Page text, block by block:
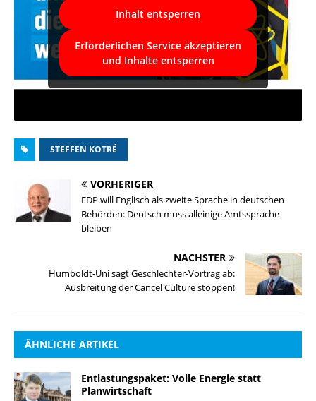
Inhalt entsperren
Erforderlichen Service akzeptieren
und Inhalte entsperren
STEFFEN KOTRÉ
VORHERIGER
FDP will Englisch als zweite Sprache in deutschen
Behörden: Deutsch muss alleinige Amtssprache
bleiben
NÄCHSTER
Humboldt-Uni sagt Geschlechter-Vortrag ab:
Ausbreitung der Cancel Culture stoppen!
ÄHNLICHE ARTIKEL
Entlastungspaket: Volle Energie statt
Planwirtschaft